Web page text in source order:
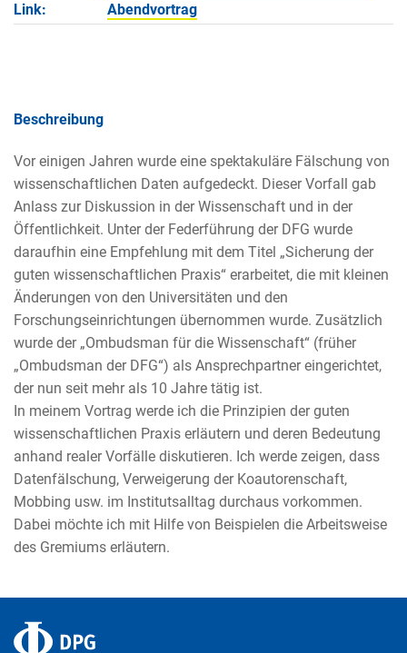
Link:
Abendvortrag
Beschreibung
Vor einigen Jahren wurde eine spektakuläre Fälschung von
wissenschaftlichen Daten aufgedeckt. Dieser Vorfall gab
Anlass zur Diskussion in der Wissenschaft und in der
Öffentlichkeit. Unter der Federführung der DFG wurde
daraufhin eine Empfehlung mit dem Titel „Sicherung der
guten wissenschaftlichen Praxis“ erarbeitet, die mit kleinen
Änderungen von den Universitäten und den
Forschungseinrichtungen übernommen wurde. Zusätzlich
wurde der „Ombudsman für die Wissenschaft“ (früher
„Ombudsman der DFG“) als Ansprechpartner eingerichtet,
der nun seit mehr als 10 Jahre tätig ist.
In meinem Vortrag werde ich die Prinzipien der guten
wissenschaftlichen Praxis erläutern und deren Bedeutung
anhand realer Vorfälle diskutieren. Ich werde zeigen, dass
Datenfälschung, Verweigerung der Koautorenschaft,
Mobbing usw. im Institutsalltag durchaus vorkommen.
Dabei möchte ich mit Hilfe von Beispielen die Arbeitsweise
des Gremiums erläutern.